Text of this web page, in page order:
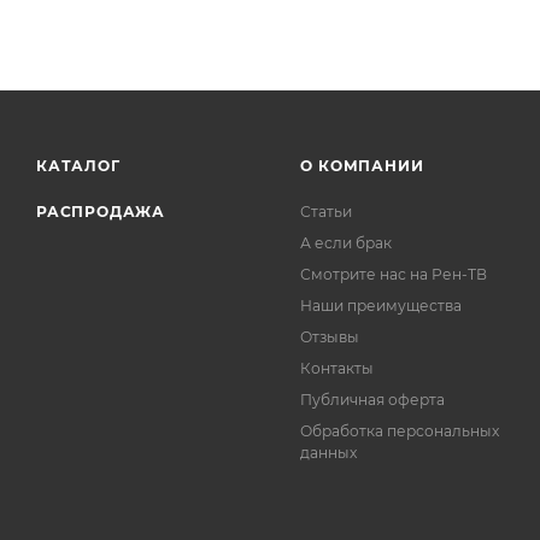
КАТАЛОГ
РАСПРОДАЖА
О КОМПАНИИ
Статьи
А если брак
Смотрите нас на Рен-ТВ
Наши преимущества
Отзывы
Контакты
Публичная оферта
Обработка персональных
данных